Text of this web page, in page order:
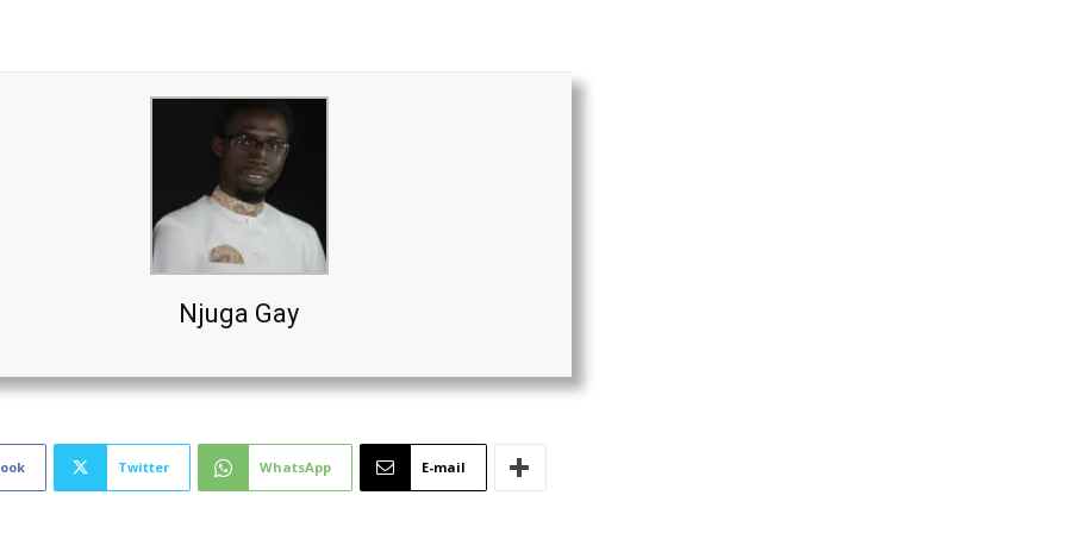
Njuga Gay
Twitter WhatsApp E-mail